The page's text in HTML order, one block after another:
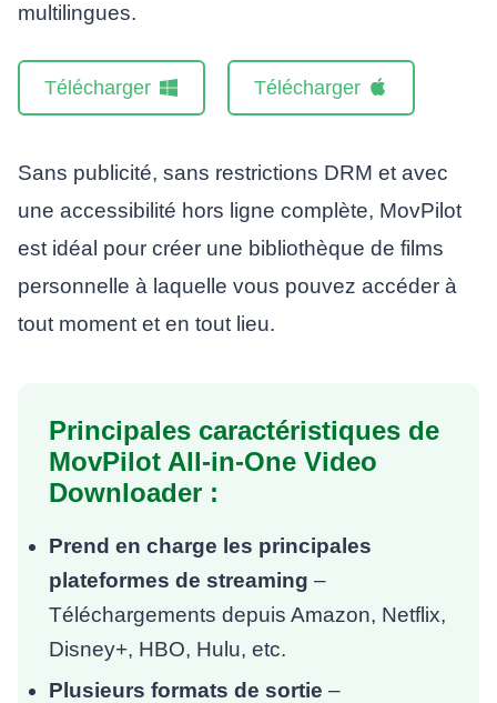
multilingues.
Télécharger Télécharger
Sans publicité, sans restrictions DRM et avec
une accessibilité hors ligne complète, MovPilot
est idéal pour créer une bibliothèque de films
personnelle à laquelle vous pouvez accéder à
tout moment et en tout lieu.
Principales caractéristiques de
MovPilot All-in-One Video
Downloader :
Prend en charge les principales
plateformes de streaming –
Téléchargements depuis Amazon, Netflix,
Disney+, HBO, Hulu, etc.
Plusieurs formats de sortie –